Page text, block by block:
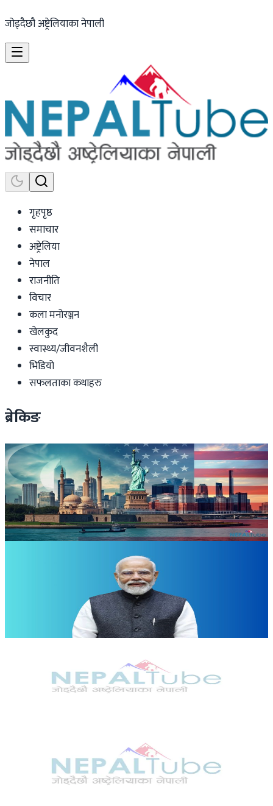
जोड्दैछौ अष्ट्रेलियाका नेपाली
गृहपृष्ठ
समाचार
अष्ट्रेलिया
नेपाल
राजनीति
विचार
कला मनोरञ्जन
खेलकुद
स्वास्थ्य/जीवनशैली
भिडियो
सफलताका कथाहरु
ब्रेकिङ
International
इरान–अमेरिका युद्धविराम मध्यस्थतापछि पाकिस्तानको
अमेरिकासँग माग्यो १० अर्ब डलर सहायता
२०२६ जुलाई २४
प्रदर्शनबीच मोदीको घोषणा- प्रश्नपत्र चुहावटका मुद्दा चलाउन
फास्ट ट्र्याक अदालत गठन गर्ने
भारतमा संसद मार्चमा प्रहरी-प्रदर्शनकारीबीच झडप
स्पेन १६ वर्षपछि फेरि विश्व च्याम्पियन, अर्जेन्टिना फाइनलमा